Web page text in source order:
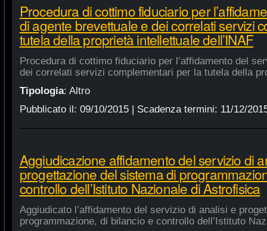
Procedura di cottimo fiduciario per
di agente brevettuale e dei correlati servizi
tutela della proprietà intellettuale dell’INAF
Procedura di cottimo fiduciario per l’affidamento del
dei correlati servizi complementari per la tutela della
Tipologia: Altro
Pubblicato il: 09/10/2015| Scadenza termini: 11/12/
Aggiudicazione affidamento del servizio di
progettazione del sistema di
controllo dell’Istituto Nazionale di Astrofisica
Aggiudicato l’affidamento del servizio di analisi e
programmazione, di bilancio e controllo dell’Istituto